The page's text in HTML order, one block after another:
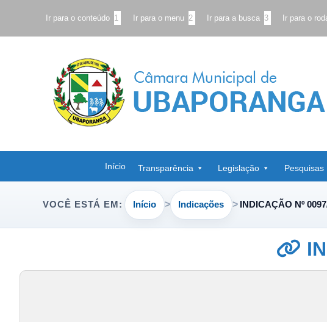
Ir para o conteúdo 1 Ir para o menu 2 Ir para a busca 3 Ir para o
Início Transparência Legislação Pesquisas
VOCÊ ESTÁ EM: Início Indicações INDICAÇÃO Nº